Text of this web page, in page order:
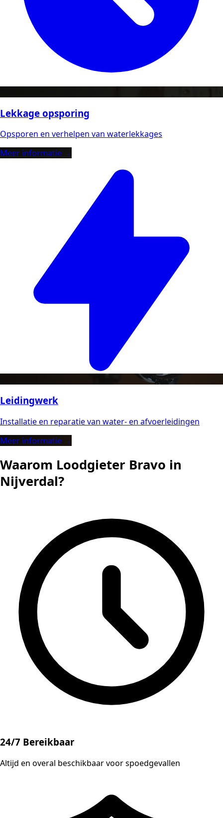
Lekkage opsporing
Opsporen en verhelpen van waterlekkages
Meer informatie →
Leidingwerk
Installatie en reparatie van water- en afvoerleidingen
Meer informatie →
Waarom Loodgieter Bravo in
Nijverdal?
24/7 Bereikbaar
Altijd en overal beschikbaar voor spoedgevallen